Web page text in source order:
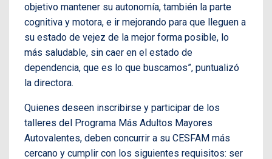
objetivo mantener su autonomía, también la parte
cognitiva y motora, e ir mejorando para que lleguen a
su estado de vejez de la mejor forma posible, lo
más saludable, sin caer en el estado de
dependencia, que es lo que buscamos”, puntualizó
la directora.
Quienes deseen inscribirse y participar de los
talleres del Programa Más Adultos Mayores
Autovalentes, deben concurrir a su CESFAM más
cercano y cumplir con los siguientes requisitos: ser